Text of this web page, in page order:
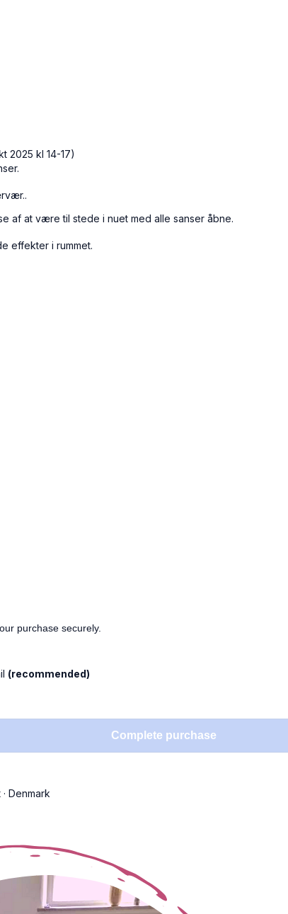
2025 kl 14-17)
af at være til stede i nuet med alle sanser åbne.
effekter i rummet.
purchase securely.
(recommended)
Complete purchase
· Denmark